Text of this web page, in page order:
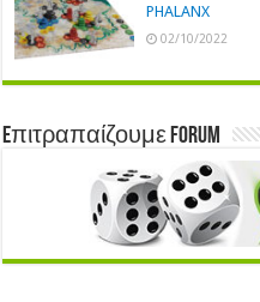
PHALANX
02/10/2022
Eπιτραπαίζουμε Forum